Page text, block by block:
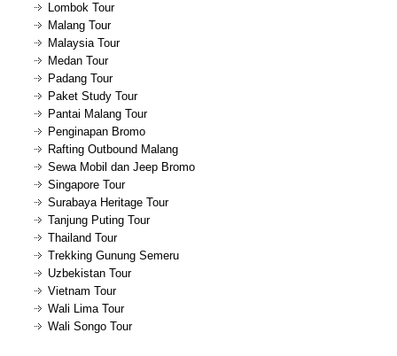
Lombok Tour
Malang Tour
Malaysia Tour
Medan Tour
Padang Tour
Paket Study Tour
Pantai Malang Tour
Penginapan Bromo
Rafting Outbound Malang
Sewa Mobil dan Jeep Bromo
Singapore Tour
Surabaya Heritage Tour
Tanjung Puting Tour
Thailand Tour
Trekking Gunung Semeru
Uzbekistan Tour
Vietnam Tour
Wali Lima Tour
Wali Songo Tour